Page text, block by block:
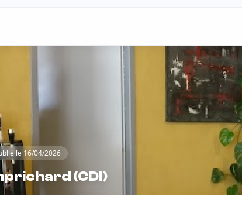
le 16/04/2026
(CDI)